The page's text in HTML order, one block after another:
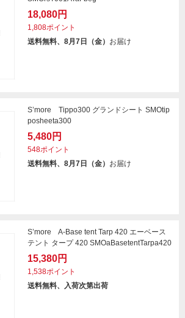
18,080円
1,808ポイント
送料無料、8月7日（金） お届け
S’more Tippo300 グランドシート SMOtip
posheeta300
5,480円
548ポイント
送料無料、8月7日（金） お届け
S’more A-Base tent Tarp 420 エーベース
テント タープ 420 SMOaBasetentTarpa420
15,380円
1,538ポイント
送料無料、入荷次第出荷